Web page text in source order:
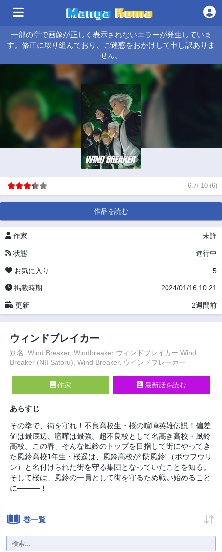
一部の章で画像が正しく表示されないエラーが発生していま
す。修正に取り組んでおり、ご迷惑をおかけして申し訳ありま
せん。
6.7/ 10 (6)
作品を読む
作家 未詳
状態 進行中
お気に入り 5
掲載時期 2024/01/16 10:21
更新 2週間前
ウィンドブレイカー
別名: Wind Breaker, Windbreaker ウィンドブレイカー Wind
Breaker (NII Satoru), Wind Breaker, ウインドブレーカー
作家 最新話を読む
あらすじ
その拳で、街を守れ！不良高校生・桜の喧嘩英雄伝説！偏差
値は最底辺、喧嘩は最強。超不良校として名高き高校・風鈴
高校。この春、そんな風鈴のトップを目指して街にやってき
た風鈴高校1年生・桜遥は、風鈴高校が“防風鈴”（ボウフウリ
ン）と名付けられた街を守る集団となっていたことを知る。
そして桜は、風鈴の一員として街を守るため戦い始めること
に―――！
巻一覧